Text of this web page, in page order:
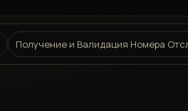
Получение и Валидация Номера